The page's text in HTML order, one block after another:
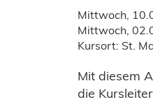
Mittwoch,
Mittwoch,
Kursort: St.
Mit diesem
die